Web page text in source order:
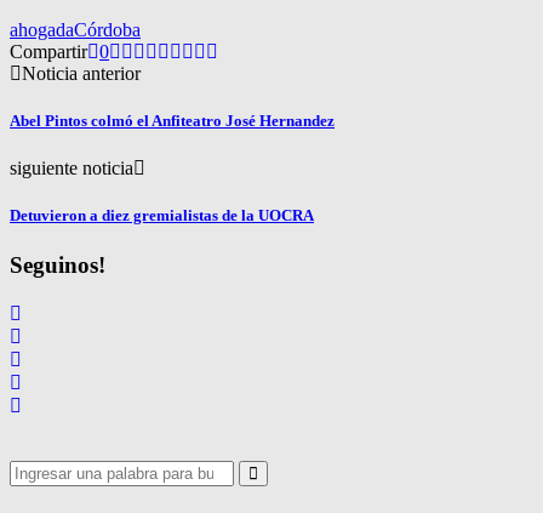
ahogadaCórdoba
Compartir 0
Noticia anterior
Abel Pintos colmó el Anfiteatro José Hernandez
siguiente noticia
Detuvieron a diez gremialistas de la UOCRA
Seguinos!
Search
for:
Search